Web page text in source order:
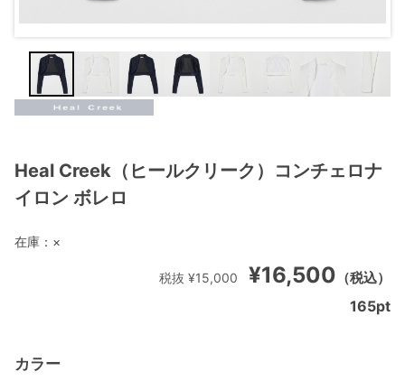
Heal Creek（ヒールクリーク）コンチェロナ
イロン ボレロ
¥16,500 （税込）
税抜 ¥15,000
カラー
在庫： ×
165pt